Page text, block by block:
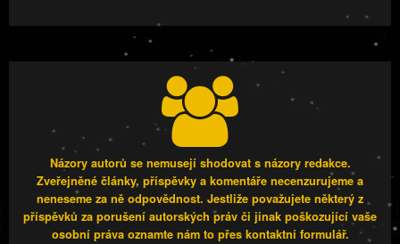
Názory autorů se nemusejí shodovat s názory redakce.
Zveřejněné články, příspěvky a komentáře necenzurujeme a
neneseme za ně odpovědnost. Jestliže považujete některý z
příspěvků za porušení autorských práv či jinak poškozující vaše
osobní práva oznamte nám to přes kontaktní formulář.